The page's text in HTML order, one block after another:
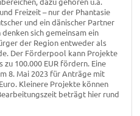
Freizeit – nur der Phantasie
und ein dänischer Partner
sich gemeinsam ein
der Region entweder als
Der Förderpool kann Projekte
100.000 EUR fördern. Eine
8. Mai 2023 für Anträge mit
Kleinere Projekte können
beträgt hier rund